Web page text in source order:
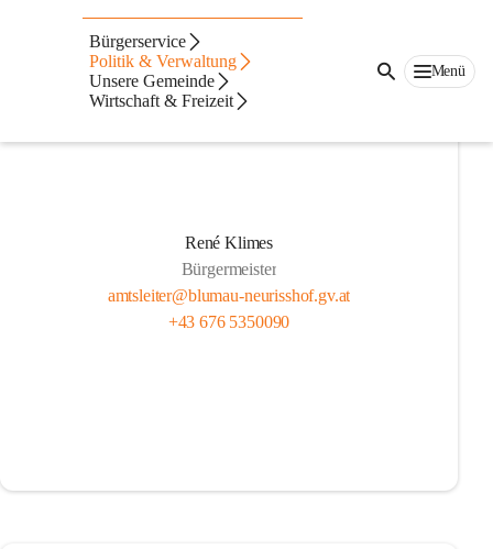
Bürgerservice
Politik & Verwaltung
Unsere Gemeinde
Wirtschaft & Freizeit
Menü
Gemeinderat
René Klimes
Bürgermeister
amtsleiter@blumau-neurisshof.gv.at
+43 676 5350090